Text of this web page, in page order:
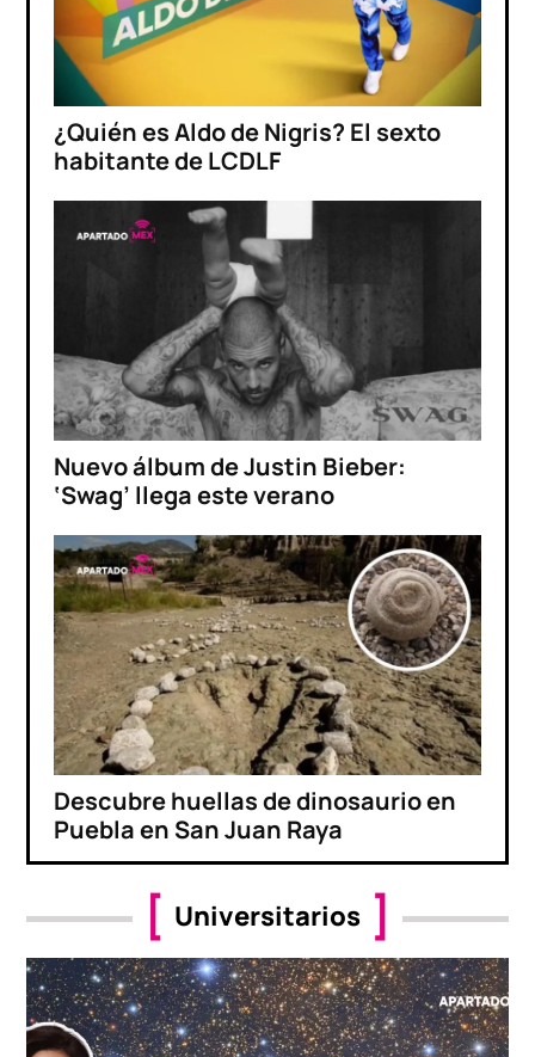
¿Quién es Aldo de Nigris? El sexto
habitante de LCDLF
Nuevo álbum de Justin Bieber:
‘Swag’ llega este verano
Descubre huellas de dinosaurio en
Puebla en San Juan Raya
Universitarios